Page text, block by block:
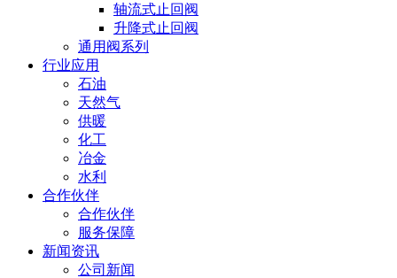
轴流式止回阀
升降式止回阀
通用阀系列
行业应用
石油
天然气
供暖
化工
冶金
水利
合作伙伴
合作伙伴
服务保障
新闻资讯
公司新闻